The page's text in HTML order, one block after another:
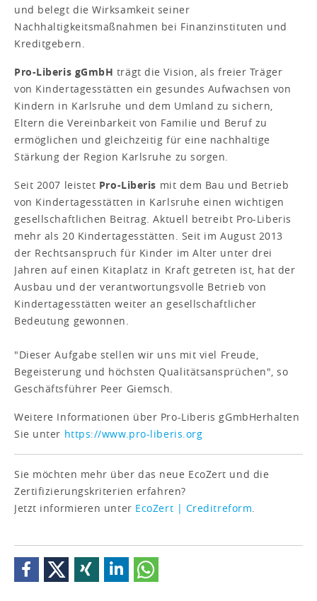
und belegt die Wirksamkeit seiner
Nachhaltigkeitsmaßnahmen bei Finanzinstituten und
Kreditgebern.
Pro-Liberis gGmbH trägt die Vision, als freier Träger
von Kindertagesstätten ein gesundes Aufwachsen von
Kindern in Karlsruhe und dem Umland zu sichern,
Eltern die Vereinbarkeit von Familie und Beruf zu
ermöglichen und gleichzeitig für eine nachhaltige
Stärkung der Region Karlsruhe zu sorgen.
Seit 2007 leistet Pro-Liberis mit dem Bau und Betrieb
von Kindertagesstätten in Karlsruhe einen wichtigen
gesellschaftlichen Beitrag. Aktuell betreibt Pro-Liberis
mehr als 20 Kindertagesstätten. Seit im August 2013
der Rechtsanspruch für Kinder im Alter unter drei
Jahren auf einen Kitaplatz in Kraft getreten ist, hat der
Ausbau und der verantwortungsvolle Betrieb von
Kindertagesstätten weiter an gesellschaftlicher
Bedeutung gewonnen.
"Dieser Aufgabe stellen wir uns mit viel Freude,
Begeisterung und höchsten Qualitätsansprüchen", so
Geschäftsführer Peer Giemsch.
Weitere Informationen über Pro-Liberis gGmbHerhalten
Sie unter https://www.pro-liberis.org
Sie möchten mehr über das neue EcoZert und die
Zertifizierungskriterien erfahren?
Jetzt informieren unter EcoZert | Creditreform.